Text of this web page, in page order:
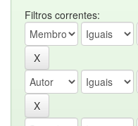
Filtros correntes: